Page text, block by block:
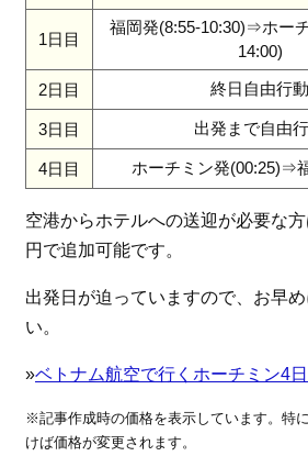
1日目
福岡発(8:55-10:30)⇒ホー
14:00)
2日目 終日自由行動
3日目 出発まで自由
4日目 ホーチミン発(00:25)⇒
空港からホテルへの送迎が必要な
円で追加可能です。
出発日が迫っていますので、お早
い。
»ベトナム航空で行くホーチミン4
※記事作成時の価格を表示しています。特
けば価格が変更されます。